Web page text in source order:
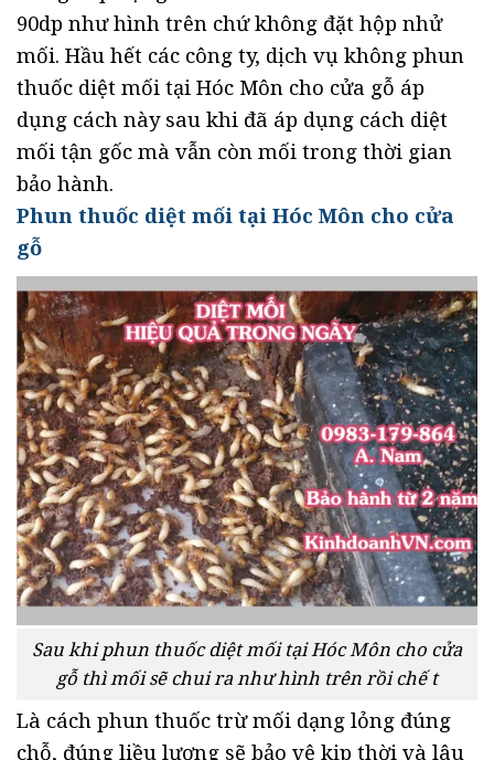
90dp như hình trên chứ không đặt hộp nhử
mối. Hầu hết các công ty, dịch vụ không phun
thuốc diệt mối tại Hóc Môn cho cửa gỗ áp
dụng cách này sau khi đã áp dụng cách diệt
mối tận gốc mà vẫn còn mối trong thời gian
bảo hành.
Phun thuốc diệt mối tại Hóc Môn cho cửa
gỗ
Sau khi phun thuốc diệt mối tại Hóc Môn cho cửa
gỗ thì mối sẽ chui ra như hình trên rồi chế t
Là cách phun thuốc trừ mối dạng lỏng đúng
chỗ, đúng liều lượng sẽ bảo vệ kịp thời và lâu